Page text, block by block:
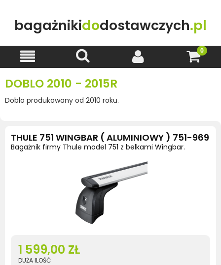
bagażnikidodostawczych.pl
DOBLO 2010 - 2015R
Doblo produkowany od 2010 roku.
THULE 751 WINGBAR ( ALUMINIOWY ) 751-969
Bagażnik firmy Thule model 751 z belkami Wingbar.
1 599,00 ZŁ
DUŻA ILOŚĆ